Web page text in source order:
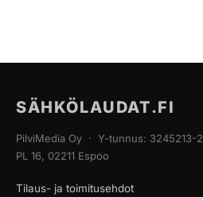
SÄHKÖLAUDAT.FI
PilviMedia Oy · Y-tunnus: 3245213-2
PL 16, 02211 Espoo
Tilaus- ja toimitusehdot